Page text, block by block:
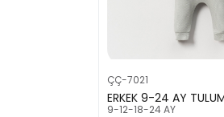
ÇÇ-7021
9-12-18-24 AY